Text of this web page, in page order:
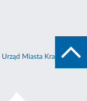
Urząd Miasta Krakowa